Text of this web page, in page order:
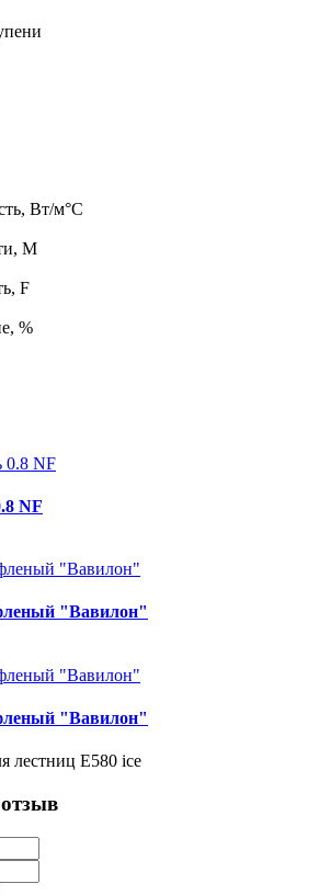
Вт/м°С
М
F
%
NF
"Вавилон"
"Вавилон"
лестниц Е580 ice